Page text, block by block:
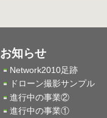
お知らせ
Network2010足跡
ドローン撮影サンプル
進行中の事業②
進行中の事業①